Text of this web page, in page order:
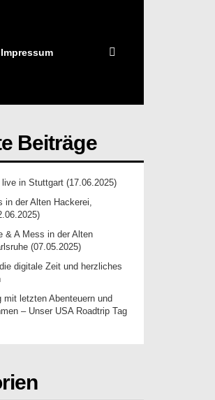
Impressum
Beiträge
in Stuttgart (17.06.2025)
in der Alten Hackerei,
& A Mess in der Alten
(07.05.2025)
digitale Zeit und herzliches
mit letzten Abenteuern und
– Unser USA Roadtrip Tag